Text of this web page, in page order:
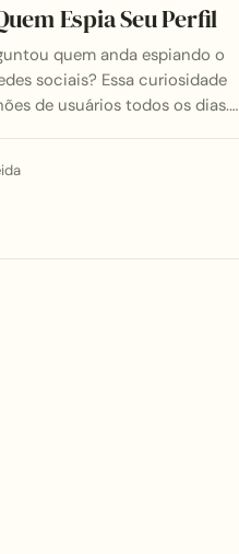
Espia Seu Perfil
quem anda espiando o
sociais? Essa curiosidade
de usuários todos os dias.…